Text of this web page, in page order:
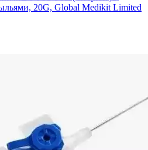
20G, Global Medikit Limited